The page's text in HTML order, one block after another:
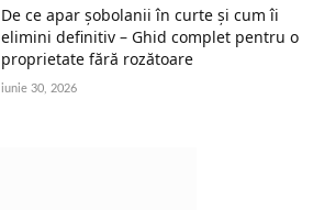
De ce apar șobolanii în curte și cum îi
elimini definitiv – Ghid complet pentru o
proprietate fără rozătoare
iunie 30, 2026